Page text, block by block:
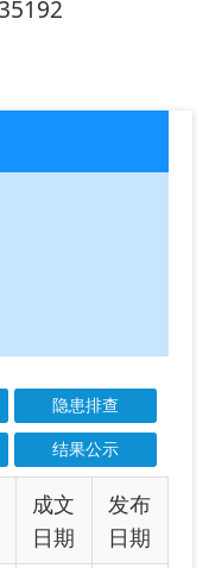
排查
公示
01-29
2025-
11-24
2025-
11-06